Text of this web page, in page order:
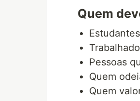
Quem
Estudantes
Pessoas
Quem
Quem